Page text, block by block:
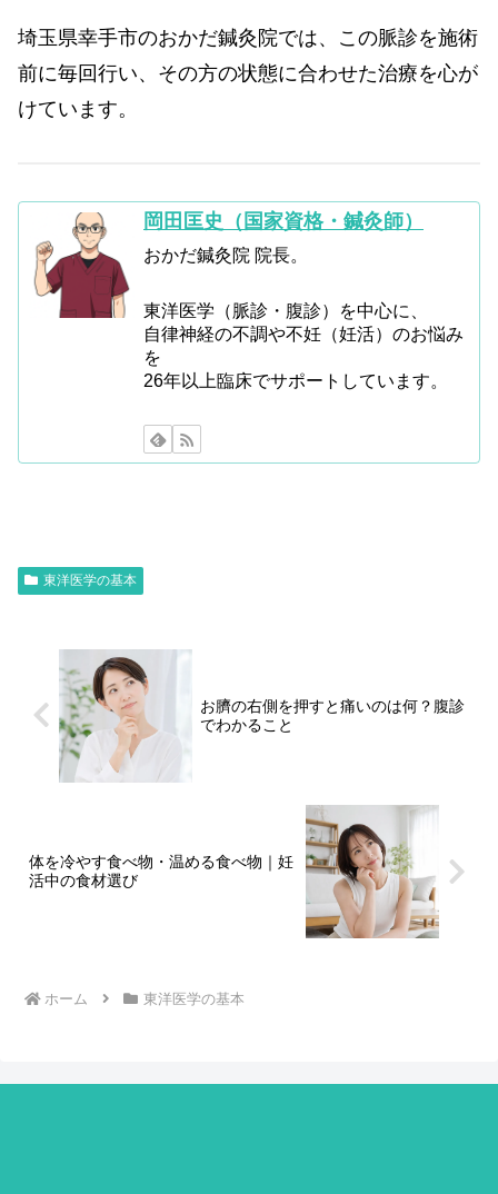
埼玉県幸手市のおかだ鍼灸院では、この脈診を施術
前に毎回行い、その方の状態に合わせた治療を心が
けています。
岡田匡史（国家資格・鍼灸師）
おかだ鍼灸院 院長。
東洋医学（脈診・腹診）を中心に、
自律神経の不調や不妊（妊活）のお悩み
を
26年以上臨床でサポートしています。
東洋医学の基本
お臍の右側を押すと痛いのは何？腹診
でわかること
体を冷やす食べ物・温める食べ物｜妊
活中の食材選び
ホーム 東洋医学の基本